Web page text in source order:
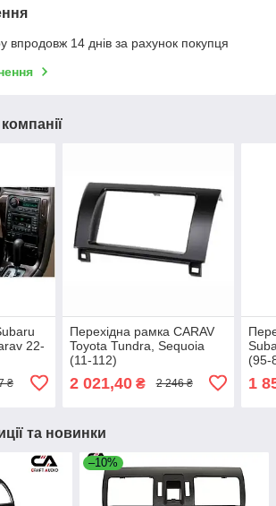
впродовж 14 днів за рахунок покупця
22-
₴
Перехідна рамка CARAV
Toyota Tundra, Sequoia
(11-112)
2 021,40₴ 2 246 ₴
(95-
1
та новинки
–10%